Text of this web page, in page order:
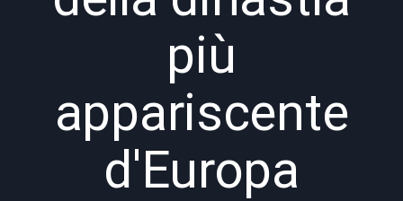
più
appariscente
d'Europa